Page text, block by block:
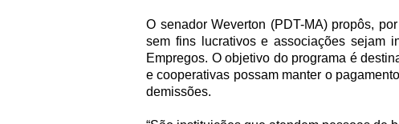
O senador Weverton (PDT-MA) propôs,
sem fins lucrativos e associações sejam
Empregos. O objetivo do programa é
e cooperativas possam manter o
demissões.